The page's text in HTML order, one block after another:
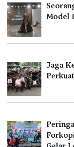
Model
Jaga